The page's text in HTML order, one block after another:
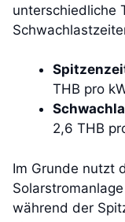
unterschiedliche
THB pro
2,6 THB
Im Grunde nutzt
während der